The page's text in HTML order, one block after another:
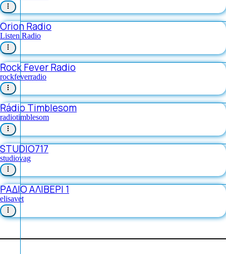
Orion Radio
Listen Radio
Rock Fever Radio
rockfeverradio
Rádio Timblesom
radiotimblesom
STUDIO717
studiovag
ΡΑΔΙΟ ΑΛΙΒΕΡΙ 1
elisavet